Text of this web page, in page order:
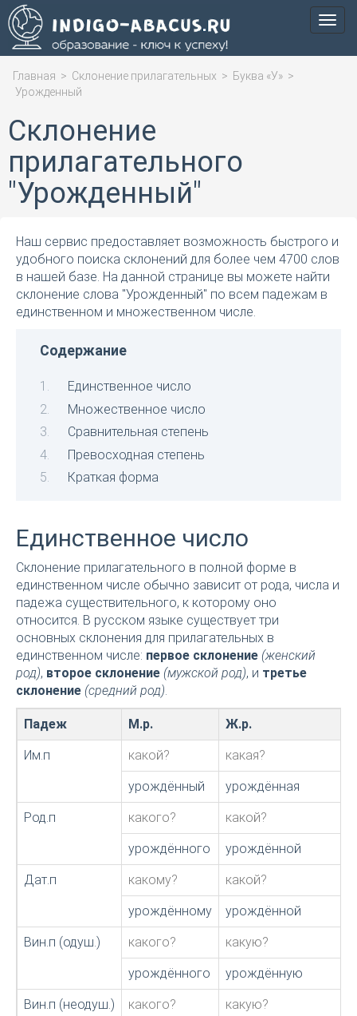
Меню
Главная > Склонение прилагательных > Буква «У» >
Урожденный
Склонение
прилагательного
"Урожденный"
Наш сервис предоставляет возможность быстрого и
удобного поиска склонений для более чем 4700 слов
в нашей базе. На данной странице вы можете найти
склонение слова "Урожденный" по всем падежам в
единственном и множественном числе.
Содержание
Единственное число
Множественное число
Сравнительная степень
Превосходная степень
Краткая форма
Единственное число
Склонение прилагательного в полной форме в
единственном числе обычно зависит от рода, числа и
падежа существительного, к которому оно
относится. В русском языке существует три
основных склонения для прилагательных в
единственном числе: первое склонение (женский
род), второе склонение (мужской род), и третье
склонение (средний род).
Падеж М.р. Ж.р.
Им.п какой? какая?
урождённый урождённая
Род.п какого? какой?
урождённого урождённой
Дат.п какому? какой?
урождённому урождённой
Вин.п (одуш.) какого? какую?
урождённого урождённую
Вин.п (неодуш.) какого? какую?